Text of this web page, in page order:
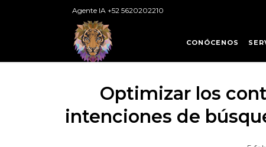
Agente IA +52 5620202210
CONÓCENOS
Optimizar los
intenciones de